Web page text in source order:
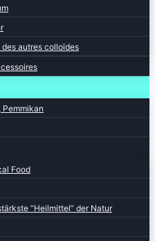
autres colloïdes
Pemmikan
Food
“Heilmittel” der Natur